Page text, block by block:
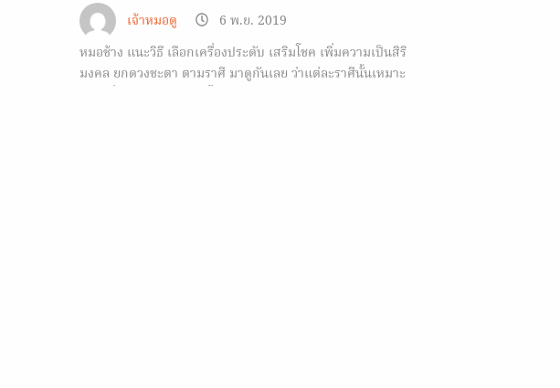
เจ้าหมอดู
6 พ.ย. 2019
หมอช้าง แนะวิธี เลือกเครื่องประดับ เสริมโชค เพิ่มความเป็นสิริ
มงคล ยกดวงชะตา ตามราศี มาดูกันเลย ว่าแต่ละราศีนั้นเหมาะ